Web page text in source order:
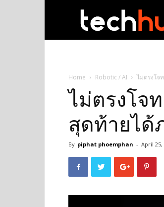
Home Robotic / AI ไม่ตรงโจ
ไม่ตรงโจ
สุดท้ายได้
By piphat phoemphan - April 25,